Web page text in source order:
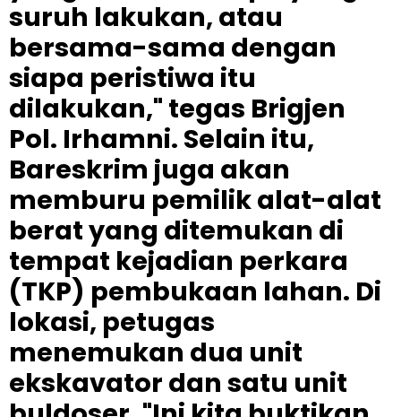
suruh lakukan, atau
bersama-sama dengan
siapa peristiwa itu
dilakukan," tegas Brigjen
Pol. Irhamni. Selain itu,
Bareskrim juga akan
memburu pemilik alat-alat
berat yang ditemukan di
tempat kejadian perkara
(TKP) pembukaan lahan. Di
lokasi, petugas
menemukan dua unit
ekskavator dan satu unit